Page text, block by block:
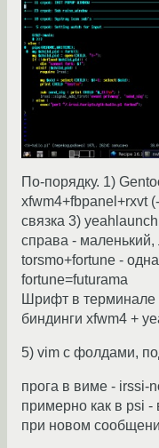
По-порядку. 1)
xfwm4+fbpanel+rxvt
связка 3)
справа - маленький,
torsmo+fortune -
fortune=futurama
Шрифт в терминале
биндинги xfwm4 +
5) vim с фолдами,
прога в виме - irssi-
примерно как в psi
при новом